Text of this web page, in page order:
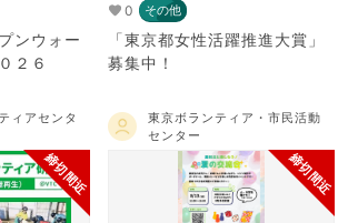
ンウォー
２６
0 その他
「東京都女性活躍推進大賞」
募集中！
ィアセンタ
締切間近
東京ボランティア・市民活動
センター
締切間近